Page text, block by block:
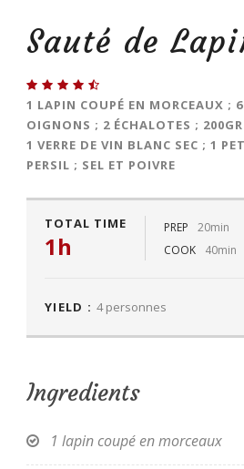
Sauté de
1 LAPIN COUPÉ EN MORCEAUX ;
OIGNONS ; 2 ÉCHALOTES ;
1 VERRE DE VIN BLANC SEC ; 1
PERSIL ; SEL ET POIVRE
TOTAL TIME
1h
PREP
20min
COOK
40min
YIELD : 4 personnes
Ingredients
1 lapin coupé en morceaux